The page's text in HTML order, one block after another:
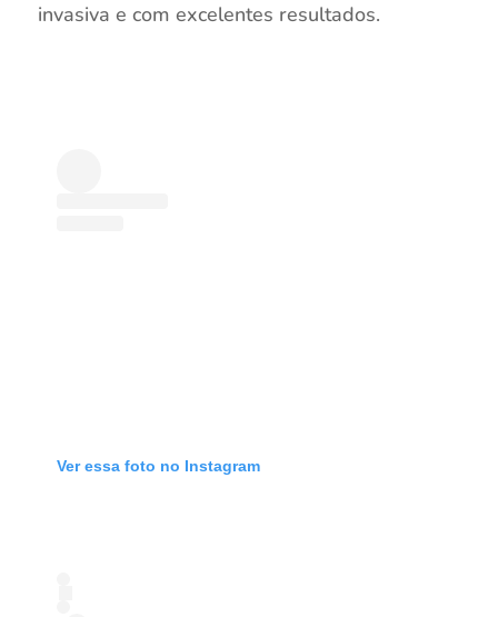
invasiva e com excelentes resultados.
Ver essa foto no Instagram